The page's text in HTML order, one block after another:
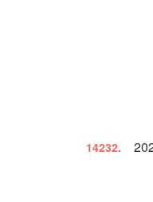
14232.